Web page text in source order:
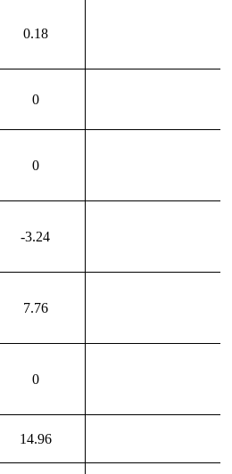
0.18
0
0
-3.24
7.76
0
14.96